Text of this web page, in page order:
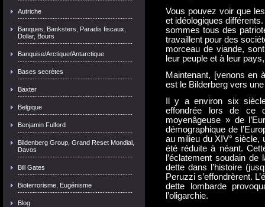
Autriche
Banques, Banksters, Paradis fiscaux,
Dollar, Bours
Banquise/Arctique/Antarctique
Bases secrètes
Baxter
Belgique
Benjamin Fulford
Bildenberg Group, Grand Reset Mondial,
Davos
Bill Gates
Bioterrorisme, Eugénisme
Blog
Vous pouvez voir que
et idéologiques
sommes tous des
travaillent pour des
morceau de viande,
leur peuple et à leur
Maintenant, [venons en
est le Bilderberg vers
Il y a environ six
effondrée lors de ce
moyenâgeuse » de
démographique de
au milieu du XIV° siècle,
été réduite à néant.
l’éclatement soudain
dette dans l’histoire
Peruzzi s’effondrèrent.
dette lombarde
l’oligarchie.